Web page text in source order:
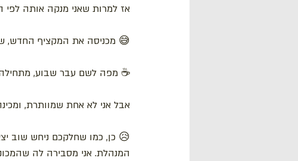
אז למרות שאני מנקה אותה
😅 מכניסה את המקציף החדש,
☕ מפה לשם עבר שבוע,
אבל אני לא אחת שמוותרת,
😥 כן, כמו שחלקכם ניחש שוב
המנהלת. אני מסבירה לה